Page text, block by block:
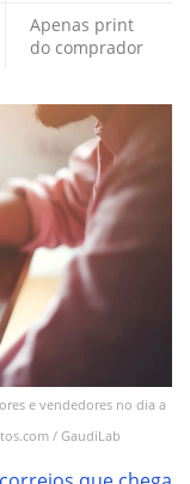
Apenas print
do comprador
e vendedores no dia a
/ GaudiLab